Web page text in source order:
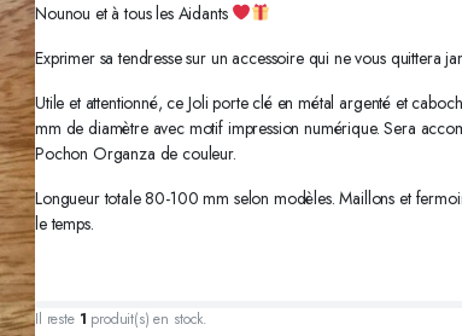
NOËL
CRÉOLES ACIER ARGENT
CRÉOLES ACIER EMAILLÉS
Nounou et à tous les Aidants
Exprimer sa tendresse sur un accessoire qui ne vous quittera
Utile et attentionné, ce Joli porte clé en métal argenté et
mm de diamètre avec motif impression numérique. Sera
Pochon Organza de couleur.
Longueur totale 80-100 mm selon modèles. Maillons et
le temps.
Il reste 1 produit(s) en stock.